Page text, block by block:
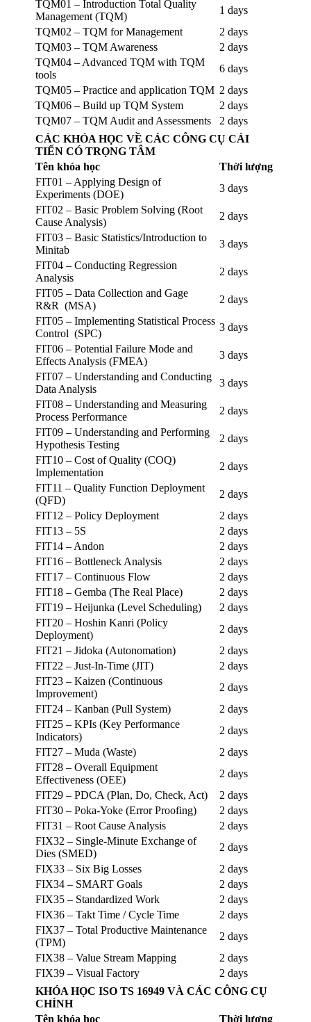
TQM01 – Introduction Total Quality
Management (TQM)
1 days
TQM02 – TQM for Management
2 days
TQM03 – TQM Awareness
2 days
TQM04 – Advanced TQM with TQM
tools
6 days
TQM05 – Practice and application TQM 2 days
TQM06 – Build up TQM System
2 days
TQM07 – TQM Audit and Assessments
2 days
CÁC KHÓA HỌC VỀ CÁC CÔNG CỤ CẢI
TIẾN CÓ TRỌNG TÂM
Tên khóa học
Thời lượng
FIT01 – Applying Design of
Experiments (DOE)
3 days
FIT02 – Basic Problem Solving (Root
Cause Analysis)
2 days
FIT03 – Basic Statistics/Introduction to
Minitab
3 days
FIT04 – Conducting Regression
Analysis
2 days
FIT05 – Data Collection and Gage
R&R (MSA)
2 days
FIT05 – Implementing Statistical Process
Control (SPC)
3 days
FIT06 – Potential Failure Mode and
Effects Analysis (FMEA)
3 days
FIT07 – Understanding and Conducting
Data Analysis
3 days
FIT08 – Understanding and Measuring
Process Performance
2 days
FIT09 – Understanding and Performing
Hypothesis Testing
2 days
FIT10 – Cost of Quality (COQ)
Implementation
2 days
FIT11 – Quality Function Deployment
(QFD)
2 days
FIT12 – Policy Deployment
2 days
FIT13 – 5S
2 days
FIT14 – Andon
2 days
FIT16 – Bottleneck Analysis
2 days
FIT17 – Continuous Flow
2 days
FIT18 – Gemba (The Real Place)
2 days
FIT19 – Heijunka (Level Scheduling)
2 days
FIT20 – Hoshin Kanri (Policy
Deployment)
2 days
FIT21 – Jidoka (Autonomation)
2 days
FIT22 – Just-In-Time (JIT)
2 days
FIT23 – Kaizen (Continuous
Improvement)
2 days
FIT24 – Kanban (Pull System)
2 days
FIT25 – KPIs (Key Performance
Indicators)
2 days
FIT27 – Muda (Waste)
2 days
FIT28 – Overall Equipment
Effectiveness (OEE)
2 days
FIT29 – PDCA (Plan, Do, Check, Act)
2 days
FIT30 – Poka-Yoke (Error Proofing)
2 days
FIT31 – Root Cause Analysis
2 days
FIX32 – Single-Minute Exchange of
Dies (SMED)
2 days
FIX33 – Six Big Losses
2 days
FIX34 – SMART Goals
2 days
FIX35 – Standardized Work
2 days
FIX36 – Takt Time / Cycle Time
2 days
FIX37 – Total Productive Maintenance
(TPM)
2 days
FIX38 – Value Stream Mapping
2 days
FIX39 – Visual Factory
2 days
KHÓA HỌC ISO TS 16949 VÀ CÁC CÔNG CỤ
CHÍNH
Tên khóa học
Thời lượng